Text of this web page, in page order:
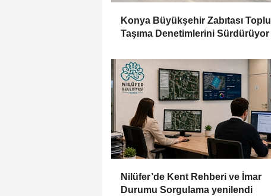
Konya Büyükşehir Zabıtası Toplu
Taşıma Denetimlerini Sürdürüyor
Nilüfer’de Kent Rehberi ve İmar
Durumu Sorgulama yenilendi